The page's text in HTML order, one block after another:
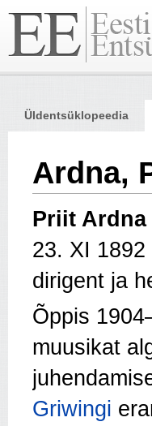
Üldentsüklopeedia
Ardna,
Priit Ardna
23. XI 1892
dirigent ja
Õppis
muusikat
Griwingi